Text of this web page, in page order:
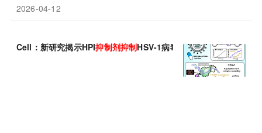
2026-04-12
Cell：新研究揭示HPI抑制剂抑制HSV-1病毒复制机制